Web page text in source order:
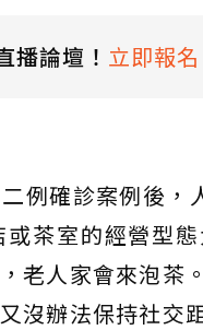
播論壇！ 立即報名
例確診案例後，
茶室的經營型
老人家會來泡茶
沒辦法保持社交